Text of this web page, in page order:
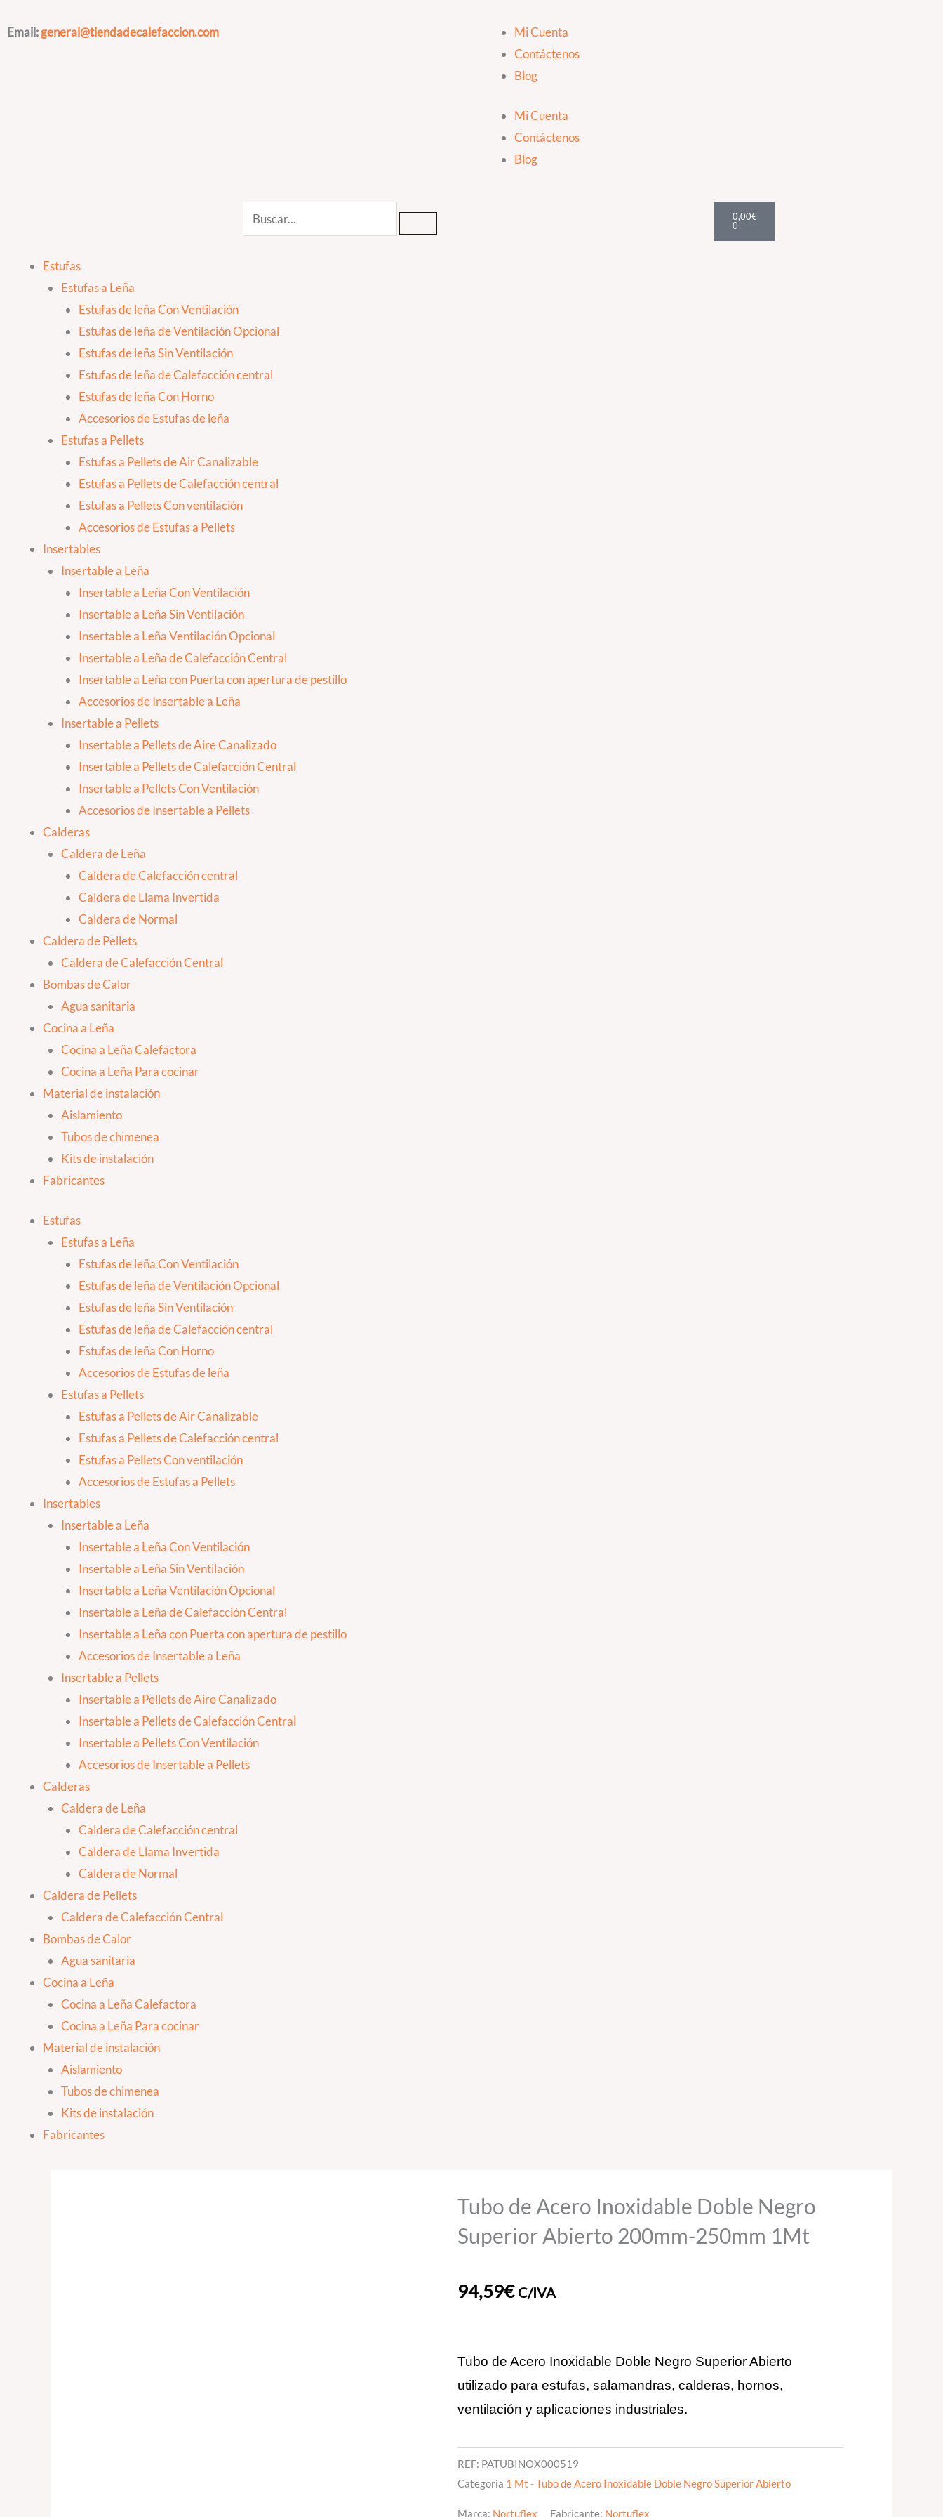
Email:general@tiendadecalefaccion.com
Mi Cuenta
Contáctenos
Blog
Mi Cuenta
Contáctenos
Blog
Search 0,00€
0
Cart
Estufas
Estufas a Leña
Estufas de leña Con Ventilación
Estufas de leña de Ventilación Opcional
Estufas de leña Sin Ventilación
Estufas de leña de Calefacción central
Estufas de leña Con Horno
Accesorios de Estufas de leña
Estufas a Pellets
Estufas a Pellets de Air Canalizable
Estufas a Pellets de Calefacción central
Estufas a Pellets Con ventilación
Accesorios de Estufas a Pellets
Insertables
Insertable a Leña
Insertable a Leña Con Ventilación
Insertable a Leña Sin Ventilación
Insertable a Leña Ventilación Opcional
Insertable a Leña de Calefacción Central
Insertable a Leña con Puerta con apertura de pestillo
Accesorios de Insertable a Leña
Insertable a Pellets
Insertable a Pellets de Aire Canalizado
Insertable a Pellets de Calefacción Central
Insertable a Pellets Con Ventilación
Accesorios de Insertable a Pellets
Calderas
Caldera de Leña
Caldera de Calefacción central
Caldera de Llama Invertida
Caldera de Normal
Caldera de Pellets
Caldera de Calefacción Central
Bombas de Calor
Agua sanitaria
Cocina a Leña
Cocina a Leña Calefactora
Cocina a Leña Para cocinar
Material de instalación
Aislamiento
Tubos de chimenea
Kits de instalación
Fabricantes
Estufas
Estufas a Leña
Estufas de leña Con Ventilación
Estufas de leña de Ventilación Opcional
Estufas de leña Sin Ventilación
Estufas de leña de Calefacción central
Estufas de leña Con Horno
Accesorios de Estufas de leña
Estufas a Pellets
Estufas a Pellets de Air Canalizable
Estufas a Pellets de Calefacción central
Estufas a Pellets Con ventilación
Accesorios de Estufas a Pellets
Insertables
Insertable a Leña
Insertable a Leña Con Ventilación
Insertable a Leña Sin Ventilación
Insertable a Leña Ventilación Opcional
Insertable a Leña de Calefacción Central
Insertable a Leña con Puerta con apertura de pestillo
Accesorios de Insertable a Leña
Insertable a Pellets
Insertable a Pellets de Aire Canalizado
Insertable a Pellets de Calefacción Central
Insertable a Pellets Con Ventilación
Accesorios de Insertable a Pellets
Calderas
Caldera de Leña
Caldera de Calefacción central
Caldera de Llama Invertida
Caldera de Normal
Caldera de Pellets
Caldera de Calefacción Central
Bombas de Calor
Agua sanitaria
Cocina a Leña
Cocina a Leña Calefactora
Cocina a Leña Para cocinar
Material de instalación
Aislamiento
Tubos de chimenea
Kits de instalación
Fabricantes
Tubo de Acero Inoxidable Doble Negro
Superior Abierto 200mm-250mm 1Mt
94,59€ C/IVA
Tubo de Acero Inoxidable Doble Negro Superior Abierto
utilizado para estufas, salamandras, calderas, hornos,
ventilación y aplicaciones industriales.
REF: PATUBINOX000519
Categoria 1 Mt - Tubo de Acero Inoxidable Doble Negro Superior Abierto
Marca: Nortuflex Fabricante: Nortuflex